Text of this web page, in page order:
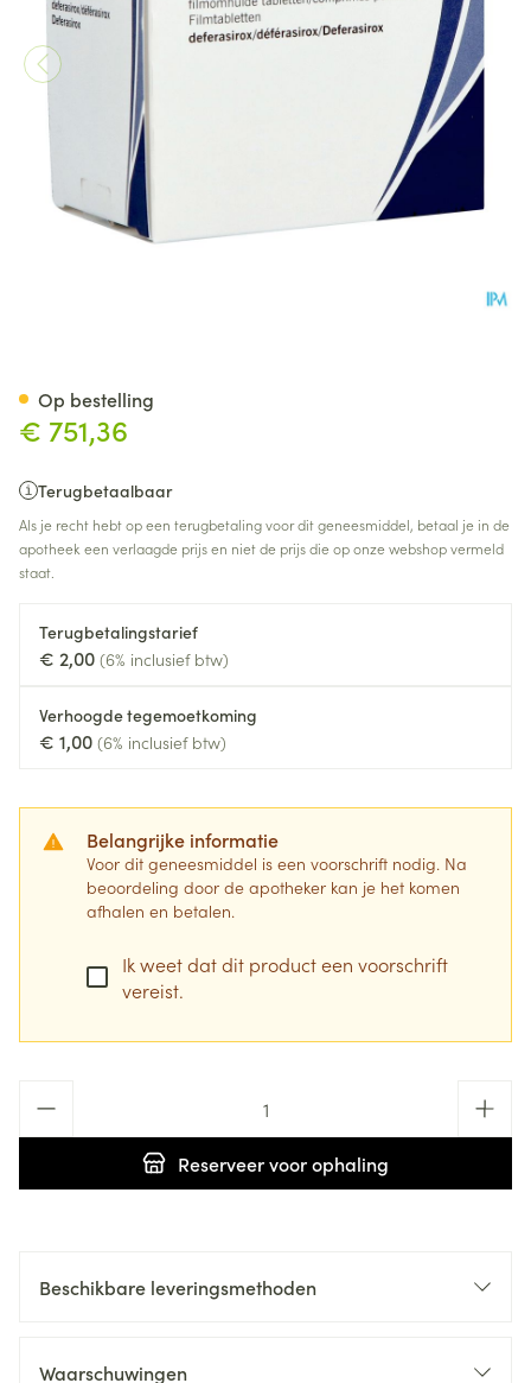
€ 751,36
Terugbetaalbaar
Als je recht hebt op een terugbetaling voor dit geneesmiddel, betaal je in de
apotheek een verlaagde prijs en niet de prijs die op onze webshop vermeld
staat.
Terugbetalingstarief
€ 2,00 (6% inclusief btw)
Verhoogde tegemoetkoming
€ 1,00 (6% inclusief btw)
Belangrijke informatie
Voor dit geneesmiddel is een voorschrift nodig. Na
beoordeling door de apotheker kan je het komen
afhalen en betalen.
Ik weet dat dit product een voorschrift
vereist.
Reserveervoor ophaling
Op bestelling
Beschikbare leveringsmethoden
Waarschuwingen